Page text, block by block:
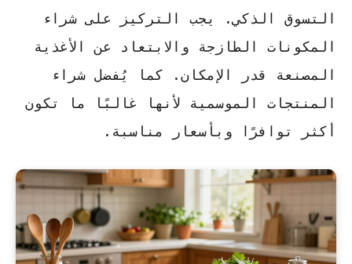
التسوق الذكي.
يجب التركيز على شراء
المكونات الطازجة والابتعاد عن الأغذية
المصنعة قدر الإمكان. كما يُفضل شراء
المنتجات الموسمية لأنها غالبًا ما تكون
أكثر توافرًا وبأسعار مناسبة.